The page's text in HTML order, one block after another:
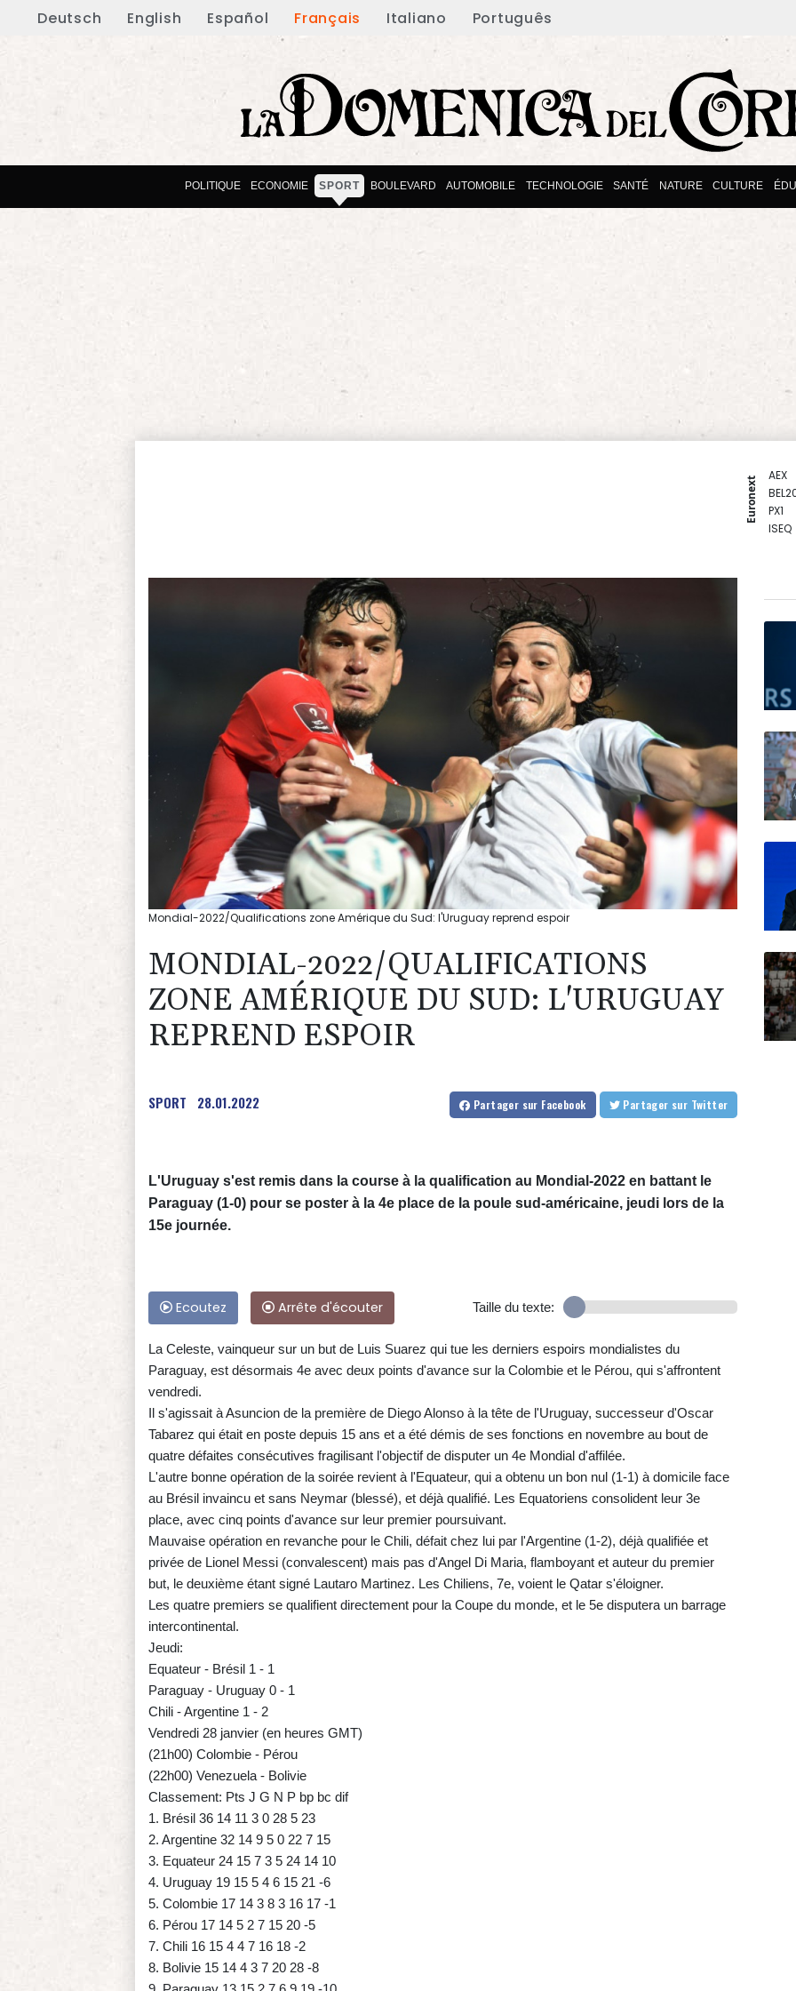
Deutsch English Español Français Italiano Português
POLITIQUE ECONOMIE SPORT BOULEVARD AUTOMOBILE TECHNOLOGIE SANTÉ NATURE CULTURE
Euronext
AEX
PX1
ISEQ
Mondial-2022/Qualifications zone Amérique du Sud: l'Uruguay reprend espoir
MONDIAL-2022/QUALIFICATIONS
ZONE AMÉRIQUE DU SUD: L'URUGUAY
REPREND ESPOIR
SPORT 28.01.2022 Partager sur Facebook Partager sur Twitter
L'Uruguay s'est remis dans la course à la qualification au Mondial-2022 en battant le
Paraguay (1-0) pour se poster à la 4e place de la poule sud-américaine, jeudi lors de la
15e journée.
Ecoutez Arrête d'écouter Taille du texte:
La Celeste, vainqueur sur un but de Luis Suarez qui tue les derniers espoirs mondialistes du
Paraguay, est désormais 4e avec deux points d'avance sur la Colombie et le Pérou, qui s'affrontent
vendredi.
Il s'agissait à Asuncion de la première de Diego Alonso à la tête de l'Uruguay, successeur d'Oscar
Tabarez qui était en poste depuis 15 ans et a été démis de ses fonctions en novembre au bout de
quatre défaites consécutives fragilisant l'objectif de disputer un 4e Mondial d'affilée.
L'autre bonne opération de la soirée revient à l'Equateur, qui a obtenu un bon nul (1-1) à domicile face
au Brésil invaincu et sans Neymar (blessé), et déjà qualifié. Les Equatoriens consolident leur 3e
place, avec cinq points d'avance sur leur premier poursuivant.
Mauvaise opération en revanche pour le Chili, défait chez lui par l'Argentine (1-2), déjà qualifiée et
privée de Lionel Messi (convalescent) mais pas d'Angel Di Maria, flamboyant et auteur du premier
but, le deuxième étant signé Lautaro Martinez. Les Chiliens, 7e, voient le Qatar s'éloigner.
Les quatre premiers se qualifient directement pour la Coupe du monde, et le 5e disputera un barrage
intercontinental.
Jeudi:
Equateur - Brésil 1 - 1
Paraguay - Uruguay 0 - 1
Chili - Argentine 1 - 2
Vendredi 28 janvier (en heures GMT)
(21h00) Colombie - Pérou
(22h00) Venezuela - Bolivie
Classement: Pts J G N P bp bc dif
1. Brésil 36 14 11 3 0 28 5 23
2. Argentine 32 14 9 5 0 22 7 15
3. Equateur 24 15 7 3 5 24 14 10
4. Uruguay 19 15 5 4 6 15 21 -6
5. Colombie 17 14 3 8 3 16 17 -1
6. Pérou 17 14 5 2 7 15 20 -5
7. Chili 16 15 4 4 7 16 18 -2
8. Bolivie 15 14 4 3 7 20 28 -8